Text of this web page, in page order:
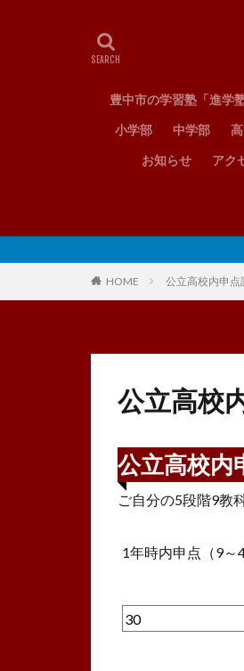
豊中市の学習塾「進学
小学部
中学部
お知らせ
アク
HOME 公立高校内申点
公立高校
公立高校内
ご自分の5段階9教
1年時内申点（9～